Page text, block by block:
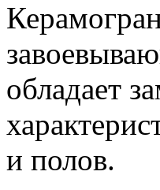
обладает
и полов.